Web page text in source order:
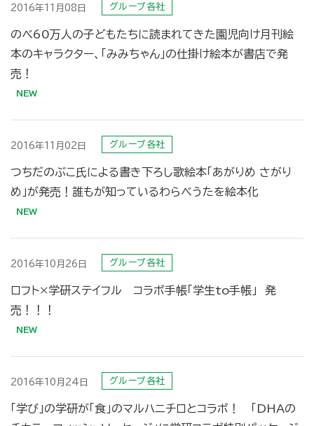
2016年11月08日 グループ各社
のべ60万人の子どもたちに読まれてきた園児向け月刊絵
本のキャラクター、「みみちゃん」の仕掛け絵本が書店で発
売！
2016年11月02日 グループ各社
つちだのぶこ氏による書き下ろし歌絵本「あがりめ さがり
め」が発売！誰もが知っているわらべうたを絵本化
2016年10月26日 グループ各社
ロフト×学研ステイフル コラボ手帳「学生to手帳」 発
売！！！
2016年10月24日 グループ各社
「学び」の学研が「食」のマルハニチロとコラボ！ 「DHAの